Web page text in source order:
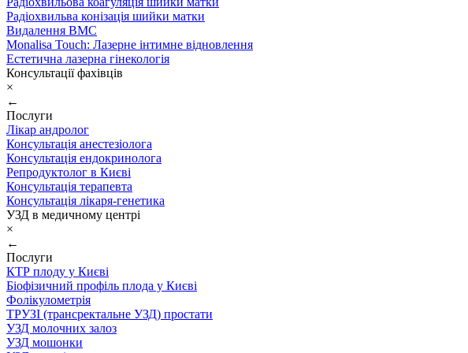
Радіохвильва конізація шийки матки
Видалення ВМС
Monalisa Touch: Лазерне інтимне відновлення
Естетична лазерна гінекологія
Консультації фахівців
×
←
Послуги
Лікар андролог
Консультація анестезіолога
Консультація ендокринолога
Репродуктолог в Києві
Консультація терапевта
Консультація лікаря-генетика
УЗД в медичному центрі
×
←
Послуги
КТР плоду у Києві
Біофізичний профіль плода у Києві
Фолікулометрія
ТРУЗІ (трансректальне УЗД) простати
УЗД молочних залоз
УЗД мошонки